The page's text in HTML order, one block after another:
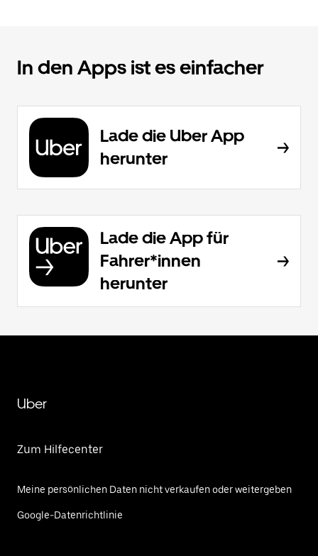
In den Apps ist es einfacher
Lade die Uber App
herunter
Lade die App für
Fahrer*innen
herunter
Uber
Zum Hilfecenter
Meine persönlichen Daten nicht verkaufen oder weitergeben
Google-Datenrichtlinie